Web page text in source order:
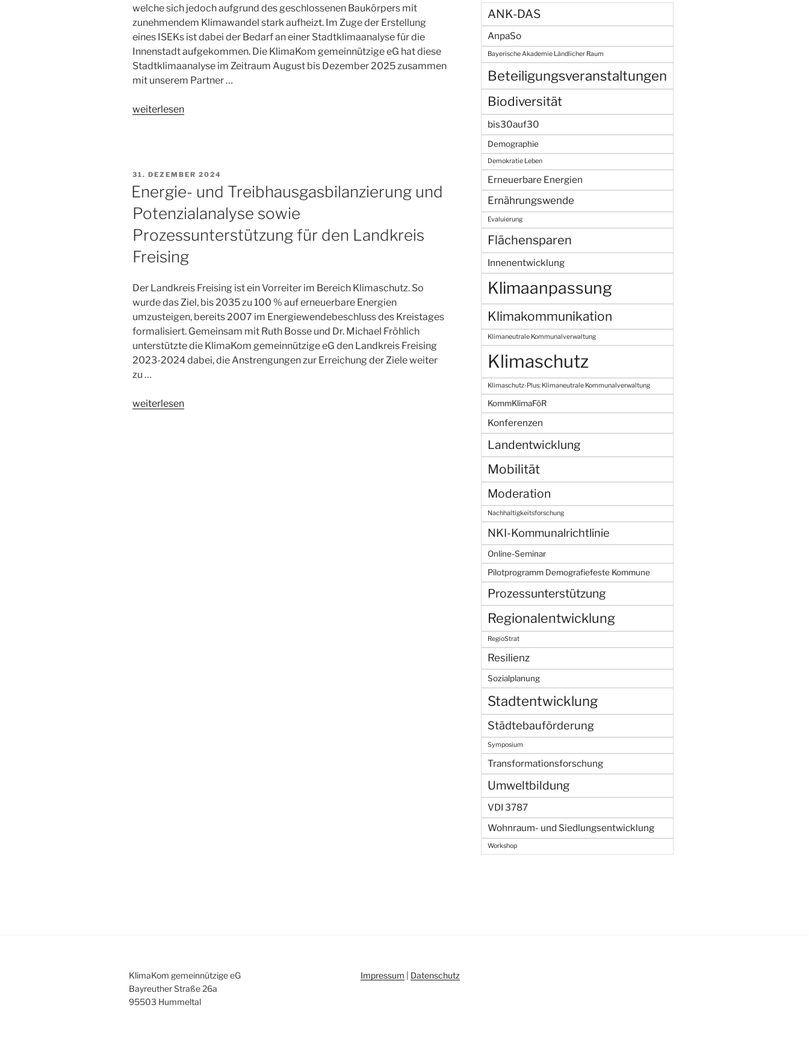
Recherche
und
Darstellung
von
Landkreis
welche sich jedoch aufgrund des geschlossenen Baukörpers mit
zunehmendem Klimawandel stark aufheizt. Im Zuge der Erstellung
eines ISEKs ist dabei der Bedarf an einer Stadtklimaanalyse für die
Innenstadt aufgekommen. Die KlimaKom gemeinnützige eG hat diese
Stadtklimaanalyse im Zeitraum August bis Dezember 2025 zusammen
mit unserem Partner …
„Stadtklimaanalyse
Abensberg“
weiterlesen
31. DEZEMBER 2024
Energie- und Treibhausgasbilanzierung und
Potenzialanalyse sowie
Prozessunterstützung für den Landkreis
Freising
Der Landkreis Freising ist ein Vorreiter im Bereich Klimaschutz. So
wurde das Ziel, bis 2035 zu 100 % auf erneuerbare Energien
umzusteigen, bereits 2007 im Energiewendebeschluss des Kreistages
formalisiert. Gemeinsam mit Ruth Bosse und Dr. Michael Fröhlich
unterstützte die KlimaKom gemeinnützige eG den Landkreis Freising
2023-2024 dabei, die Anstrengungen zur Erreichung der Ziele weiter
zu …
„Energie-
weiterlesen
ANK-DAS
AnpaSo
Bayerische Akademie Ländlicher Raum
Beteiligungsveranstaltungen
Biodiversität
bis30auf30
Demographie
Demokratie Leben
Erneuerbare Energien
Ernährungswende
Evaluierung
Flächensparen
Innenentwicklung
Klimaanpassung
Klimakommunikation
Klimaneutrale Kommunalverwaltung
Klimaschutz
Klimaschutz-Plus: Klimaneutrale Kommunalverwaltung
KommKlimaFöR
Konferenzen
Landentwicklung
Mobilität
Moderation
Nachhaltigkeitsforschung
NKI-Kommunalrichtlinie
Online-Seminar
Pilotprogramm Demografiefeste Kommune
Prozessunterstützung
Regionalentwicklung
RegioStrat
Resilienz
Sozialplanung
Stadtentwicklung
Städtebauförderung
Symposium
Transformationsforschung
Umweltbildung
VDI 3787
Wohnraum- und Siedlungsentwicklung
Workshop
KlimaKom gemeinnützige eG
Bayreuther Straße 26a
95503 Hummeltal
Impressum Datenschutz